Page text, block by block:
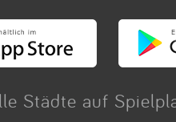
Städte auf